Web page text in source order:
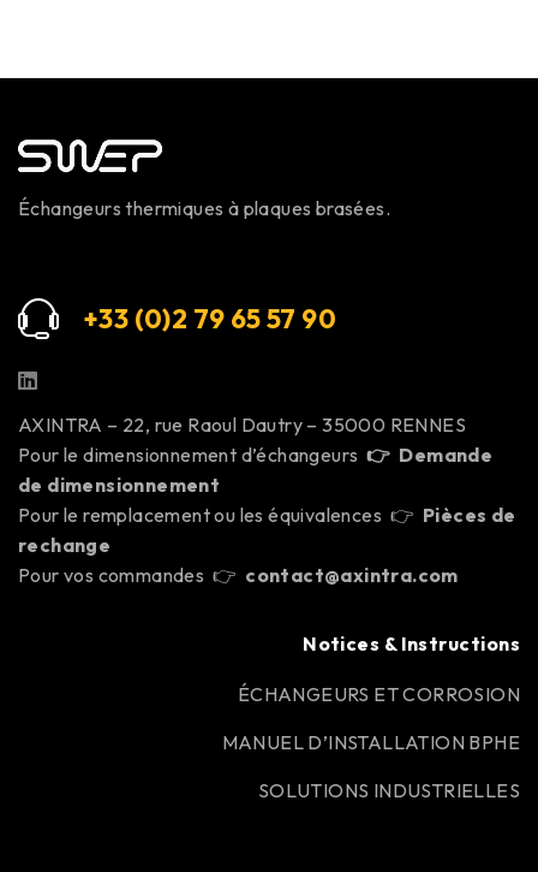
Échangeurs thermiques à plaques brasées.
+33 (0)2 79 65 57 90
AXINTRA – 22, rue Raoul Dautry – 35000 RENNES
Pour le dimensionnement d’échangeurs👉 Demande
de dimensionnement
Pour le remplacement ou les équivalences 👉 Pièces de
rechange
Pour vos commandes 👉 contact@axintra.com
Notices & Instructions
ÉCHANGEURS ET CORROSION
MANUEL D’INSTALLATION BPHE
SOLUTIONS INDUSTRIELLES